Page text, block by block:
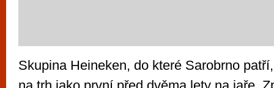
Skupina Heineken, do které Sarobrno